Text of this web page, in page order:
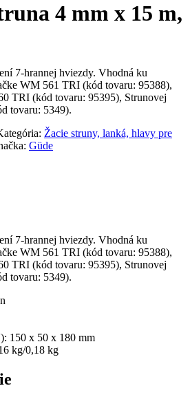
4 mm x 15 m,
7-hrannej hviezdy. Vhodná ku
WM 561 TRI (kód tovaru: 95388),
TRI (kód tovaru: 95395), Strunovej
tovaru: 5349).
Žacie struny, lanká, hlavy pre
Güde
7-hrannej hviezdy. Vhodná ku
WM 561 TRI (kód tovaru: 95388),
TRI (kód tovaru: 95395), Strunovej
tovaru: 5349).
150 x 50 x 180 mm
kg/0,18 kg